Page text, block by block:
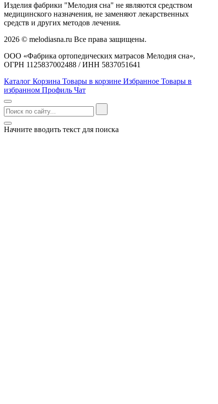
Изделия фабрики "Мелодия сна" не являются средством
медицинского назначения, не заменяют лекарственных
средств и других методов лечения.
2026 © melodiasna.ru Все права защищены.
ООО «Фабрика ортопедических матрасов Мелодия сна»,
ОГРН 1125837002488 / ИНН 5837051641
Каталог Корзина Товары в корзине Избранное Товары в
избранном Профиль Чат
Начните вводить текст для поиска